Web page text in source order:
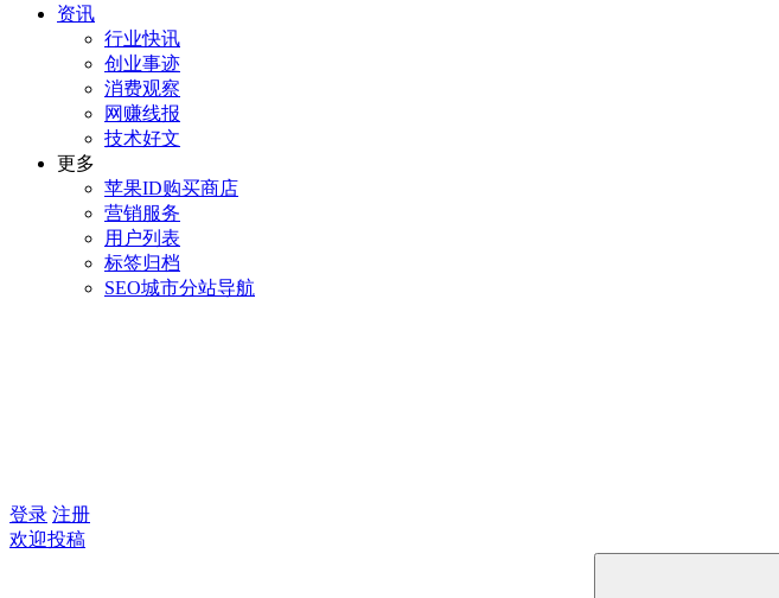
资讯
行业快讯
创业事迹
消费观察
网赚线报
技术好文
更多
苹果ID购买商店
营销服务
用户列表
标签归档
SEO城市分站导航
登录 注册
欢迎投稿